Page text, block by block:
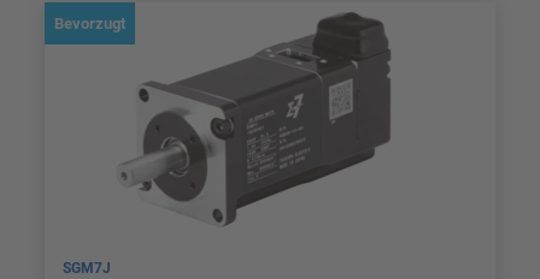
Bevorzugt
SGM7J